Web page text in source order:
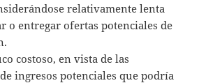
relativamente lenta
o entregar ofertas potenciales de
costoso, en vista de las
ingresos potenciales que podría